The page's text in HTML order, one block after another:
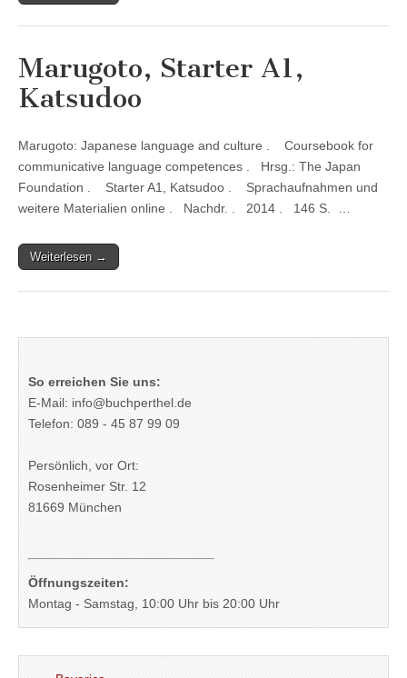
Marugoto, Starter A1,
Katsudoo
Marugoto: Japanese language and culture . Coursebook for
communicative language competences . Hrsg.: The Japan
Foundation . Starter A1, Katsudoo . Sprachaufnahmen und
weitere Materialien online . Nachdr. . 2014 . 146 S. …
Weiterlesen →
So erreichen Sie uns:
E-Mail: info@buchperthel.de
Telefon: 089 - 45 87 99 09
Persönlich, vor Ort:
Rosenheimer Str. 12
81669 München
Öffnungszeiten:
Montag - Samstag, 10:00 Uhr bis 20:00 Uhr